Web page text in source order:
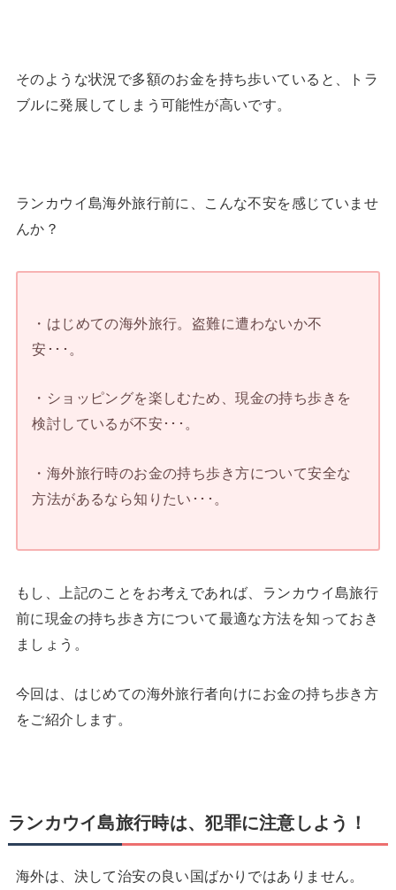
そのような状況で多額のお金を持ち歩いていると、トラ
ブルに発展してしまう可能性が高いです。
ランカウイ島海外旅行前に、こんな不安を感じていませ
んか？
・はじめての海外旅行。盗難に遭わないか不
安･･･。
・ショッピングを楽しむため、現金の持ち歩きを
検討しているが不安･･･。
・海外旅行時のお金の持ち歩き方について安全な
方法があるなら知りたい･･･。
もし、上記のことをお考えであれば、ランカウイ島旅行
前に現金の持ち歩き方について最適な方法を知っておき
ましょう。
今回は、はじめての海外旅行者向けにお金の持ち歩き方
をご紹介します。
ランカウイ島旅行時は、犯罪に注意しよう！
海外は、決して治安の良い国ばかりではありません。